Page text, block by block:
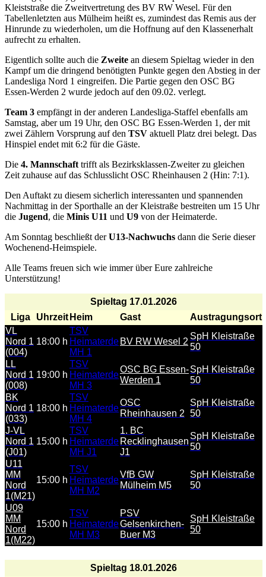
Kleiststraße die Zweitvertretung des BV RW Wesel. Für den
Tabellenletzten aus Mülheim heißt es, zumindest das Remis aus der
Hinrunde zu wiederholen, um die Hoffnung auf den Klassenerhalt
aufrecht zu erhalten.
Eigentlich sollte auch die Zweite an diesem Spieltag wieder in den
Kampf um die dringend benötigten Punkte gegen den Abstieg in der
Landesliga Nord 1 eingreifen. Die Partie gegen den OSC BG
Essen-Werden 2 wurde jedoch auf den 09.02. verlegt.
Team 3 empfängt in der anderen Landesliga-Staffel ebenfalls am
Samstag, aber um 19 Uhr, den OSC BG Essen-Werden 1, der mit
zwei Zählern Vorsprung auf den TSV aktuell Platz drei belegt. Das
Hinspiel endet mit 6:2 für die Gäste.
Die 4. Mannschaft trifft als Bezirksklassen-Zweiter zu gleichen
Zeit zuhause auf das Schlusslicht OSC Rheinhausen 2 (Hin: 7:1).
Den Auftakt zu diesem sicherlich interessanten und spannenden
Nachmittag in der Sporthalle an der Kleistraße bestreiten um 15 Uhr
die Jugend, die Minis U11 und U9 von der Heimaterde.
Am Sonntag beschließt derU13-Nachwuchs dann die Serie dieser
Wochenend-Heimspiele.
Alle Teams freuen sich wie immer über Eure zahlreiche
Unterstützung!
Spieltag 17.01.2026
Liga
Uhrzeit Heim Gast
Austragungsort
VL
Nord 1
(004)
18:00 h
TSV
Heimaterde
MH 1
BV RW Wesel 2
SpH Kleistraße
50
LL
Nord 1
(008)
19:00 h
TSV
Heimaterde
MH 3
OSC BG Essen-
Werden 1
SpH Kleistraße
50
BK
Nord 1
(033)
18:00 h
TSV
Heimaterde
MH 4
OSC
Rheinhausen 2
SpH Kleistraße
50
J-VL
Nord 1
(J01)
15:00 h
TSV
Heimaterde
MH J1
1. BC
Recklinghausen
J1
SpH Kleistraße
50
U11
MM
Nord
1(M21)
15:00 h
TSV
Heimaterde
MH M2
VfB GW
Mülheim M5
SpH Kleistraße
50
U09
MM
Nord
1(M22)
15:00 h
TSV
Heimaterde
MH M3
PSV
Gelsenkirchen-
Buer M3
SpH Kleistraße
50
Spieltag 18.01.2026